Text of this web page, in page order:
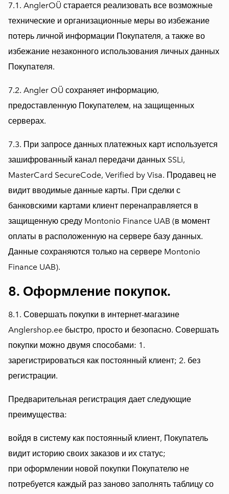
7.1. AnglerOÜ старается реализовать все возможные
технические и организационные меры во избежание
потерь личной информации Покупателя, а также во
избежание незаконного использования личных данных
Покупателя.
7.2. Angler OÜ сохраняет информацию,
предоставленную Покупателем, на защищенных
серверах.
7.3. При запросе данных платежных карт используется
зашифрованный канал передачи данных SSLi,
MasterCard SecureCode, Verified by Visa. Продавец не
видит вводимые данные карты. При сделки с
банковскими картами клиент перенаправляется в
защищенную среду Montonio Finance UAB (в момент
оплаты в расположенную на сервере базу данных.
Данные сохраняются только на сервере Montonio
Finance UAB).
8. Оформление покупок.
8.1. Совершать покупки в интернет-магазине
Anglershop.ee быстро, просто и безопасно. Совершать
покупки можно двумя способами: 1.
зарегистрироваться как постоянный клиент; 2. без
регистрации.
Предварительная регистрация дает следующие
преимущества:
войдя в систему как постоянный клиент, Покупатель
видит историю своих заказов и их статус;
при оформлении новой покупки Покупателю не
потребуется каждый раз заново заполнять таблицу со